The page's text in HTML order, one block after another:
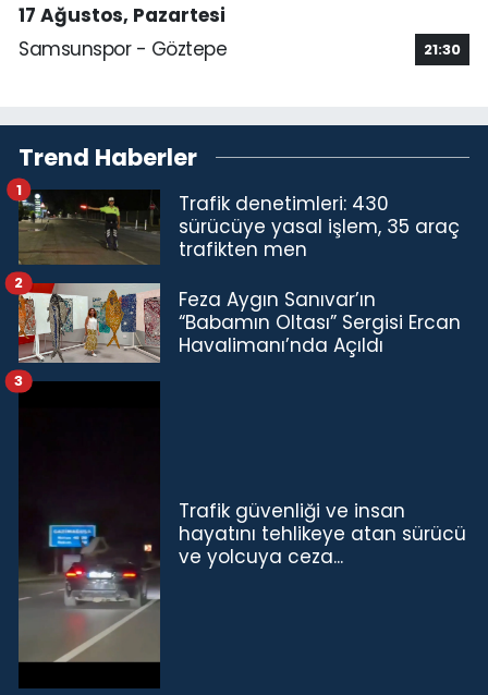
17 Ağustos, Pazartesi
Samsunspor - Göztepe
21:30
Trend Haberler
Trafik denetimleri: 430
sürücüye yasal işlem, 35 araç
trafikten men
1
Feza Aygın Sanıvar’ın
“Babamın Oltası” Sergisi Ercan
Havalimanı’nda Açıldı
2
Trafik güvenliği ve insan
hayatını tehlikeye atan sürücü
ve yolcuya ceza...
3